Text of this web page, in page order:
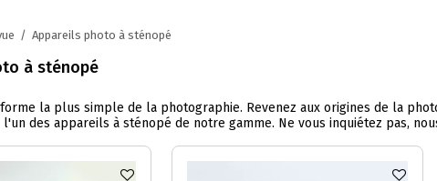
/ Appareils photo à sténopé
à sténopé
la plus simple de la photographie. Revenez aux origines de la
l'un des appareils à sténopé de notre gamme. Ne vous inquiétez pas,